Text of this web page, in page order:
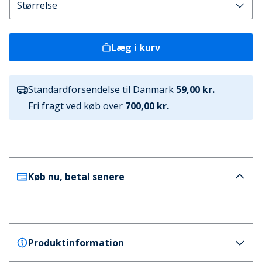
Læg i kurv
Standardforsendelse til Danmark 59,00 kr.
Fri fragt ved køb over 700,00 kr.
Køb nu, betal senere
Produktinformation